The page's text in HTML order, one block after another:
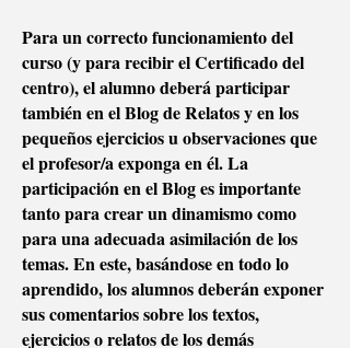
Para un correcto funcionamiento del
curso (y para recibir el Certificado del
centro), el alumno deberá participar
también en el Blog de Relatos y en los
pequeños ejercicios u observaciones que
el profesor/a exponga en él. La
participación en el Blog es importante
tanto para crear un dinamismo como
para una adecuada asimilación de los
temas. En este, basándose en todo lo
aprendido, los alumnos deberán exponer
sus comentarios sobre los textos,
ejercicios o relatos de los demás